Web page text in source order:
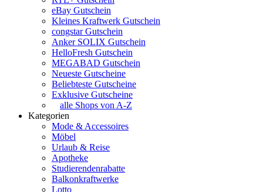
eBay Gutschein
Kleines Kraftwerk Gutschein
congstar Gutschein
Anker SOLIX Gutschein
HelloFresh Gutschein
MEGABAD Gutschein
Neueste Gutscheine
Beliebteste Gutscheine
Exklusive Gutscheine
alle Shops von A-Z
Kategorien
Mode & Accessoires
Möbel
Urlaub & Reise
Apotheke
Studierendenrabatte
Balkonkraftwerke
Lotto